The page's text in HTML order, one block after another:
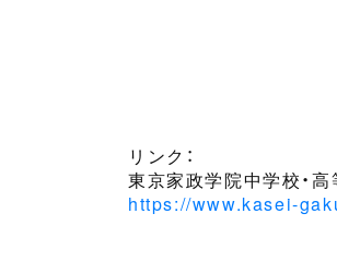
リンク：
東京家政学院中学校・高
https://www.kasei-